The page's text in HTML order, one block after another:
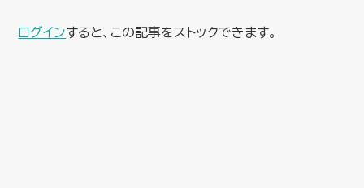
ログインすると、この記事をストックできます。